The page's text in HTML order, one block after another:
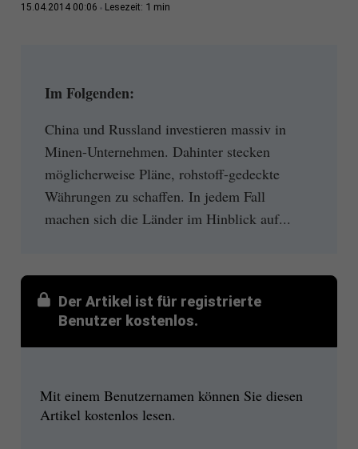
15.04.2014 00:06 Lesezeit: 1 min
Im Folgenden:
China und Russland investieren massiv in
Minen-Unternehmen. Dahinter stecken
möglicherweise Pläne, rohstoff-gedeckte
Währungen zu schaffen. In jedem Fall
machen sich die Länder im Hinblick auf...
Der Artikel ist für registrierte
Benutzer kostenlos.
Mit einem Benutzernamen können Sie diesen
Artikel kostenlos lesen.